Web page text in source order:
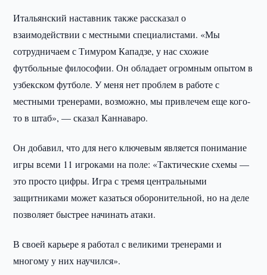
Итальянский наставник также рассказал о
взаимодействии с местными специалистами. «Мы
сотрудничаем с Тимуром Кападзе, у нас схожие
футбольные философии. Он обладает огромным опытом в
узбекском футболе. У меня нет проблем в работе с
местными тренерами, возможно, мы привлечем еще кого-
то в штаб», — сказал Каннаваро.
Он добавил, что для него ключевым является понимание
игры всеми 11 игроками на поле: «Тактические схемы —
это просто цифры. Игра с тремя центральными
защитниками может казаться оборонительной, но на деле
позволяет быстрее начинать атаки.
В своей карьере я работал с великими тренерами и
многому у них научился».